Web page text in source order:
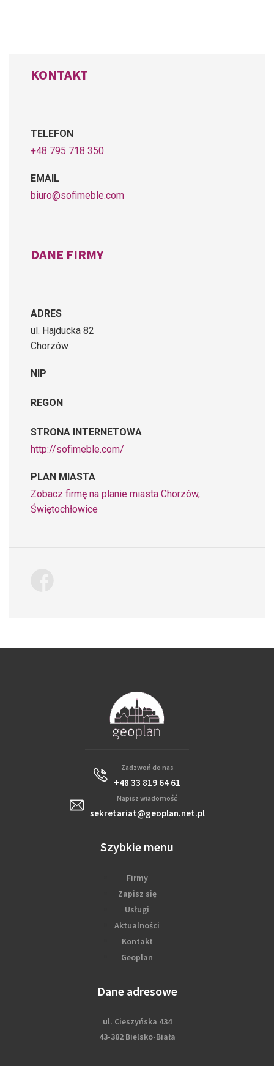
KONTAKT
TELEFON
+48 795 718 350
EMAIL
biuro@sofimeble.com
DANE FIRMY
ADRES
ul. Hajducka 82
Chorzów
NIP
REGON
STRONA INTERNETOWA
http://sofimeble.com/
PLAN MIASTA
Zobacz firmę na planie miasta Chorzów,
Świętochłowice
Zadzwoń do nas
+48 33 819 64 61
Napisz wiadomość
sekretariat@geoplan.net.pl
Szybkie menu
Firmy
Zapisz się
Usługi
Aktualności
Kontakt
Geoplan
Dane adresowe
ul. Cieszyńska 434
43-382 Bielsko-Biała